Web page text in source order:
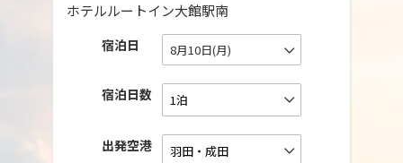
ホテルルートイン大館駅南
宿泊日 8月10日(月)
宿泊日数
出発空港